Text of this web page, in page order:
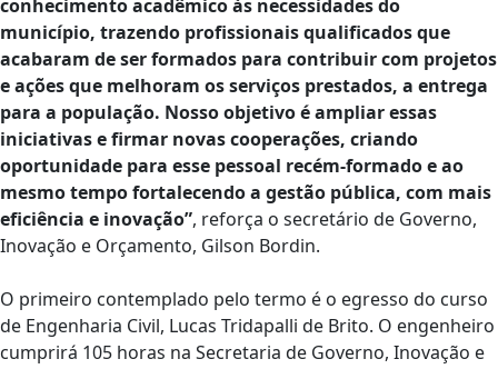
conhecimento acadêmico às necessidades do
município, trazendo profissionais qualificados que
acabaram de ser formados para contribuir com projetos
e ações que melhoram os serviços prestados, a entrega
para a população. Nosso objetivo é ampliar essas
iniciativas e firmar novas cooperações, criando
oportunidade para esse pessoal recém-formado e ao
mesmo tempo fortalecendo a gestão pública, com mais
eficiência e inovação”, reforça o secretário de Governo,
Inovação e Orçamento, Gilson Bordin.
O primeiro contemplado pelo termo é o egresso do curso
de Engenharia Civil, Lucas Tridapalli de Brito. O engenheiro
cumprirá 105 horas na Secretaria de Governo, Inovação e